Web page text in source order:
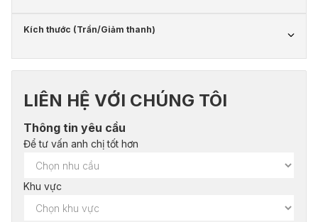
Kích thước (Trần/Giảm thanh)
LIÊN HỆ VỚI CHÚNG TÔI
Thông tin yêu cầu
Để tư vấn anh chị tốt hơn
Khu vực